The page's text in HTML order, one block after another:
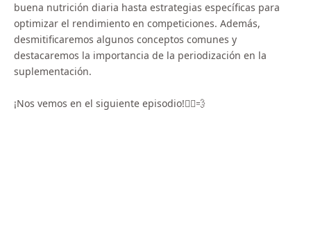
buena nutrición diaria hasta estrategias específicas para
optimizar el rendimiento en competiciones. Además,
desmitificaremos algunos conceptos comunes y
destacaremos la importancia de la periodización en la
suplementación.
¡Nos vemos en el siguiente episodio!🏃‍♂️💨